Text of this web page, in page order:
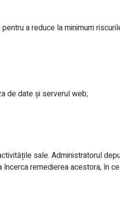
a reduce la minimum
de date și serverul web;
sale. Administratorul
remedierea acestora, în